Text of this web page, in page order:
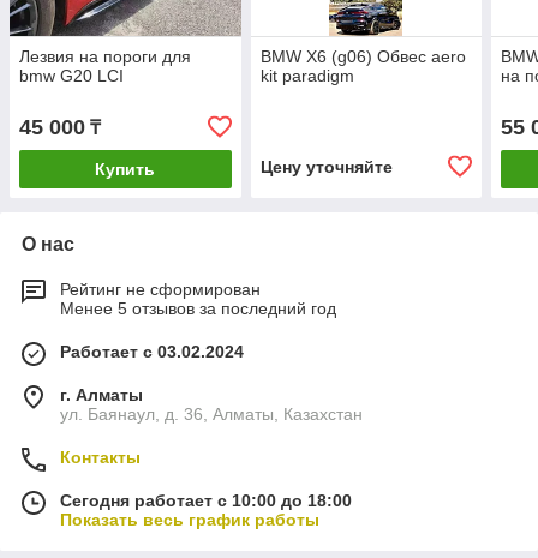
Лезвия на пороги для
bmw G20 LCI
45 000 ₸
Купить
BMW X6 (g06) Обвес aero
kit paradigm
Цену уточняйте
на
55
О нас
Рейтинг не сформирован
Менее 5 отзывов за последний год
Работает с 03.02.2024
г. Алматы
ул. Баянаул, д. 36, Алматы, Казахстан
Контакты
Сегодня работает с 10:00 до 18:00
Показать весь график работы